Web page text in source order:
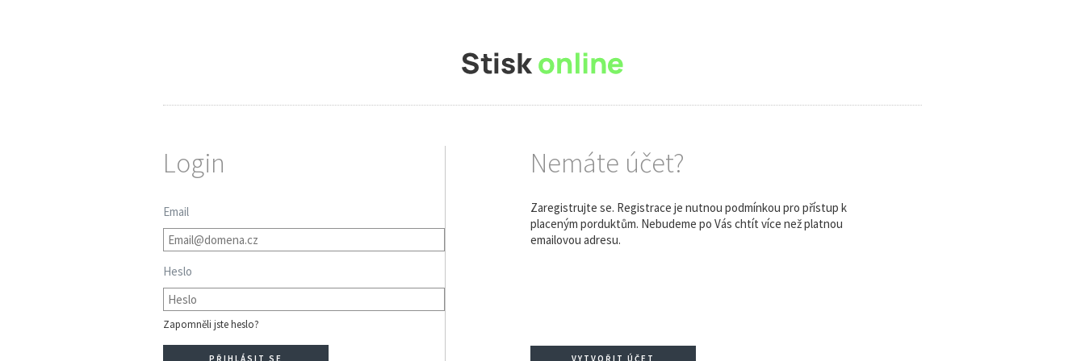
Login
Email
Heslo
Zapomněli jste heslo?
Nemáte účet?
Zaregistrujte se. Registrace je nutnou podmínkou pro přístup k
placeným porduktům. Nebudeme po Vás chtít více než platnou
emailovou adresu.
VYTVOŘIT ÚČET